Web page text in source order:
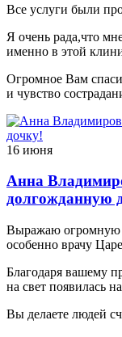
Все услуги были
Я очень рада,что
именно в этой
Огромное Вам
и чувство
16 июня
Анна
долгожданную
Выражаю
особенно врачу
Благодаря вашему
на свет появилась
Вы делаете людей